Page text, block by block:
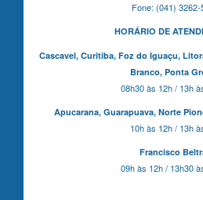
Fone: (041) 3262-
HORÁRIO DE
Cascavel, Curitiba,Foz do Iguaçu,
Branco, Ponta
08h30 às 12h / 13h
Apucarana, Guarapuava, Norte
10h às 12h / 13h
Francisco
09h às 12h / 13h30